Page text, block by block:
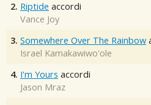
2. Riptide accordi
Vance Joy
3. Somewhere Over The Rainbow
Israel Kamakawiwo'ole
4. I'm Yours accordi
Jason Mraz